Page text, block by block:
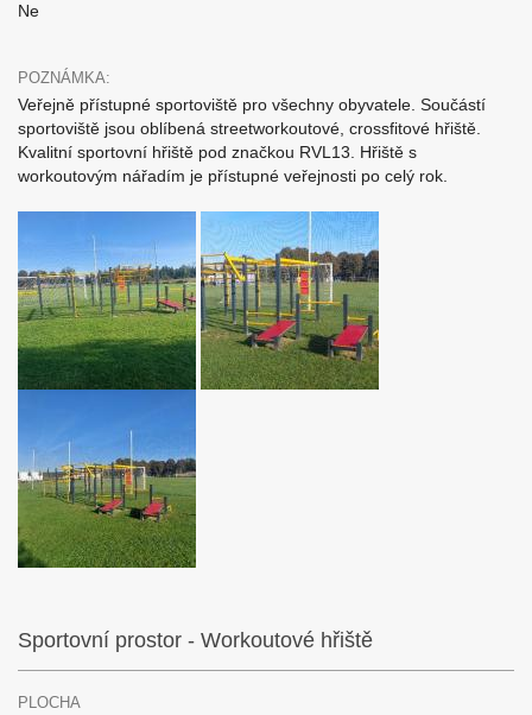
Ne
POZNÁMKA:
Veřejně přístupné sportoviště pro všechny obyvatele. Součástí
sportoviště jsou oblíbená streetworkoutové, crossfitové hřiště.
Kvalitní sportovní hřiště pod značkou RVL13. Hřiště s
workoutovým nářadím je přístupné veřejnosti po celý rok.
Sportovní prostor - Workoutové hřiště
PLOCHA